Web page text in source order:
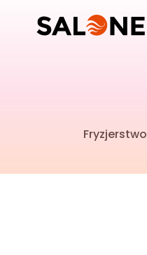
Fryzjerstwo